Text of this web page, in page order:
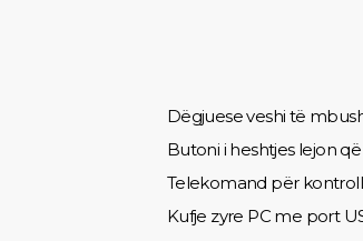
Dëgjuese veshi të
Butoni i heshtjes lejon
Telekomand për
Kufje zyre PC me port